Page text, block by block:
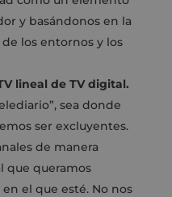
y basándonos en la
los entornos y los
lineal de TV digital.
sea donde
ser excluyentes.
de manera
que queramos
el que esté. No nos